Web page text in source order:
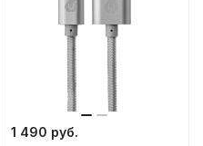
1 490 руб.